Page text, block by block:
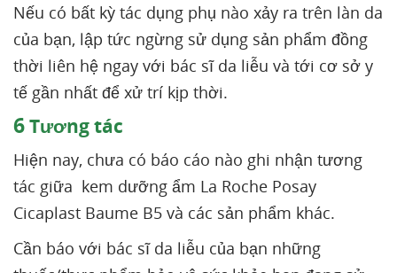
Nếu có bất kỳ tác dụng phụ nào xảy ra trên làn da
của bạn, lập tức ngừng sử dụng sản phẩm đồng
thời liên hệ ngay với bác sĩ da liễu và tới cơ sở y
tế gần nhất để xử trí kịp thời.
6Tương tác
Hiện nay, chưa có báo cáo nào ghi nhận tương
tác giữa kem dưỡng ẩm La Roche Posay
Cicaplast Baume B5 và các sản phẩm khác.
Cần báo với bác sĩ da liễu của bạn những